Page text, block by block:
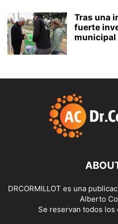
Tras una
fuerte
municipal
DRCORMILLOT es una
Alberto
Se reservan todos los